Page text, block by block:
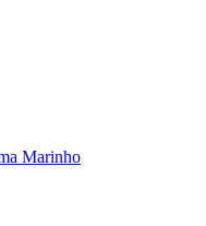
Marinho